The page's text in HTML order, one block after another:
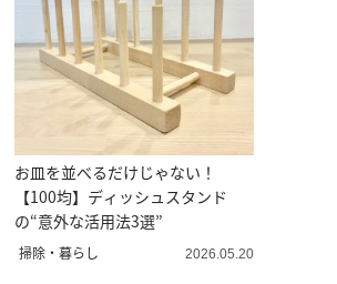
お皿を並べるだけじゃない！
【100均】ディッシュスタンド
の“意外な活用法3選”
掃除・暮らし 2026.05.20